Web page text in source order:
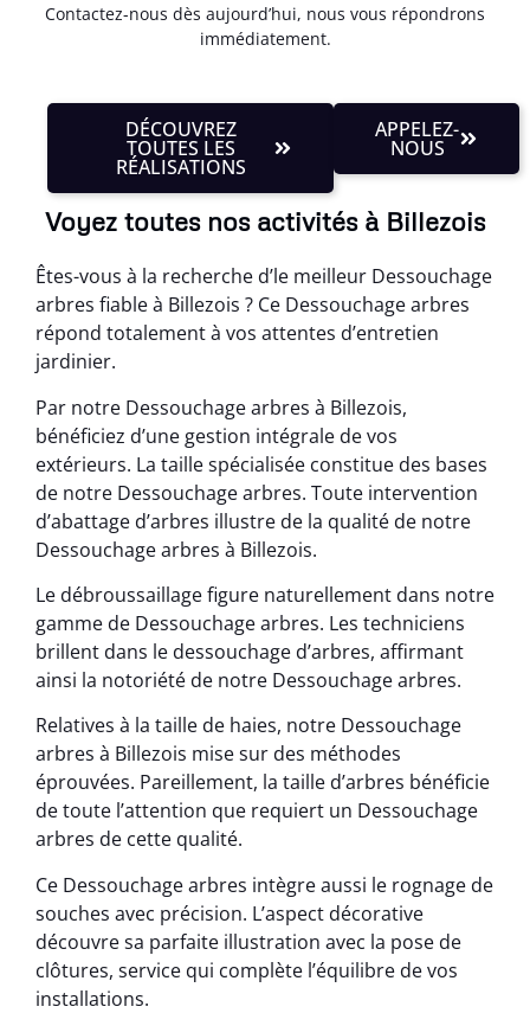
Contactez-nous dès aujourd’hui, nous vous répondrons
immédiatement.
DÉCOUVREZ
TOUTES LES
RÉALISATIONS
APPELEZ-
NOUS
Voyez toutes nos activités à Billezois
Êtes-vous à la recherche d’le meilleur Dessouchage
arbres fiable à Billezois ? Ce Dessouchage arbres
répond totalement à vos attentes d’entretien
jardinier.
Par notre Dessouchage arbres à Billezois,
bénéficiez d’une gestion intégrale de vos
extérieurs. La taille spécialisée constitue des bases
de notre Dessouchage arbres. Toute intervention
d’abattage d’arbres illustre de la qualité de notre
Dessouchage arbres à Billezois.
Le débroussaillage figure naturellement dans notre
gamme de Dessouchage arbres. Les techniciens
brillent dans le dessouchage d’arbres, affirmant
ainsi la notoriété de notre Dessouchage arbres.
Relatives à la taille de haies, notre Dessouchage
arbres à Billezois mise sur des méthodes
éprouvées. Pareillement, la taille d’arbres bénéficie
de toute l’attention que requiert un Dessouchage
arbres de cette qualité.
Ce Dessouchage arbres intègre aussi le rognage de
souches avec précision. L’aspect décorative
découvre sa parfaite illustration avec la pose de
clôtures, service qui complète l’équilibre de vos
installations.